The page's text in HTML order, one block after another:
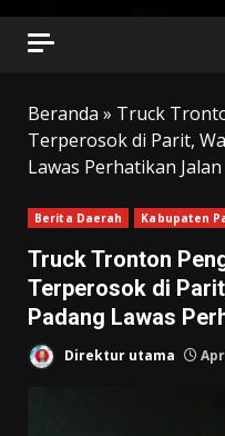
Beranda » Truck
Terperosok di Parit,
Lawas Perhatikan Jalan
Berita Daerah Kabupaten
Truck Tronton
Terperosok di
Padang Lawas
Direktur utama